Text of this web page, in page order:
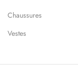
Chaussures
Vestes